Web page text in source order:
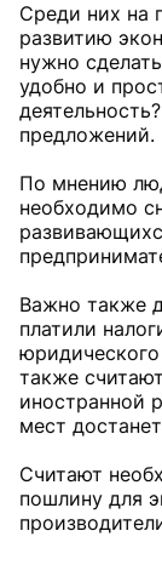
Среди них на
развитию
нужно
удобно и
предложений.
По мнению
необходимо
Важно также
платили
также
иностранной
мест
Считают
пошлину для